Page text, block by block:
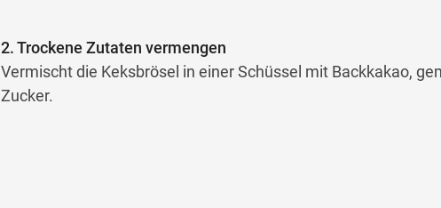
2. Trockene Zutaten vermengen
Vermischt die Keksbrösel in einer Schüssel mit Backkakao,
Zucker.